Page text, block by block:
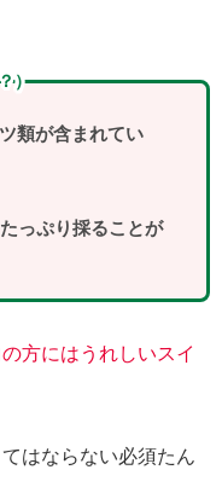
）
類が含まれてい
っぷり採ることが
方にはうれしいスイ
はならない必須たん